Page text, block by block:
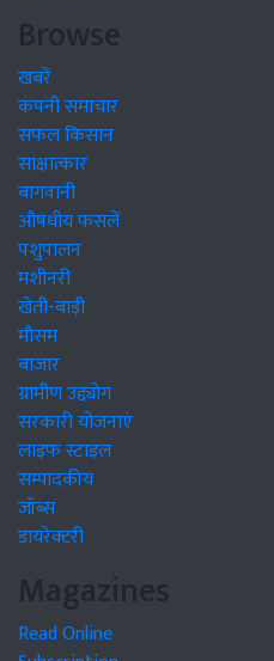
Browse
खबरें
कंपनी समाचार
सफल किसान
साक्षात्कार
बागवानी
औषधीय फसलें
पशुपालन
मशीनरी
खेती-बाड़ी
मौसम
बाजार
ग्रामीण उद्द्योग
सरकारी योजनाएं
लाइफ स्टाइल
सम्पादकीय
जॉब्स
डायरेक्टरी
Magazines
Read Online